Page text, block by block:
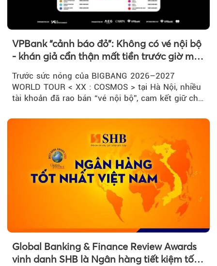
VPBank “cảnh báo đỏ”: Không có vé nội bộ
- khán giả cẩn thận mất tiền trước giờ mở
Trước sức nóng của BIGBANG 2026–2027
WORLD TOUR < XX : COSMOS > tại Hà Nội, nhiều
tài khoản đã rao bán “vé nội bộ”, cam kết giữ chỗ
Global Banking & Finance Review Awards
vinh danh SHB là Ngân hàng tiết kiệm tốt